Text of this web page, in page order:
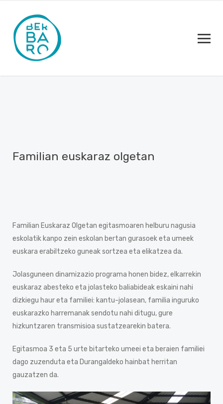
Familian euskaraz olgetan
Familian Euskaraz Olgetan egitasmoaren helburu nagusia
eskolatik kanpo zein eskolan bertan gurasoek eta umeek
euskara erabiltzeko guneak sortzea eta elikatzea da.
Jolasguneen dinamizazio programa honen bidez, elkarrekin
euskaraz abesteko eta jolasteko baliabideak eskaini nahi
dizkiegu haur eta familiei: kantu-jolasean, familia inguruko
euskarazko harremanak sendotu nahi ditugu, gure
hizkuntzaren transmisioa sustatzearekin batera.
Egitasmoa 3 eta 5 urte bitarteko umeei eta beraien familiei
dago zuzenduta eta Durangaldeko hainbat herritan
gauzatzen da.